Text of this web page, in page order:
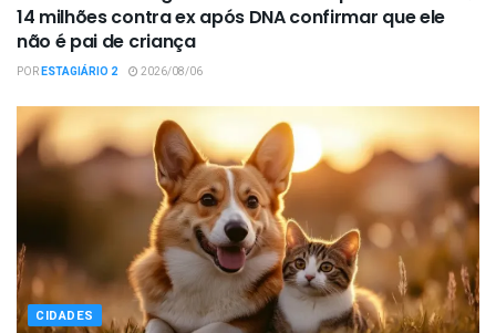
14 milhões contra ex após DNA confirmar que ele
não é pai de criança
PORESTAGIÁRIO 2 2026/08/06
CIDADES